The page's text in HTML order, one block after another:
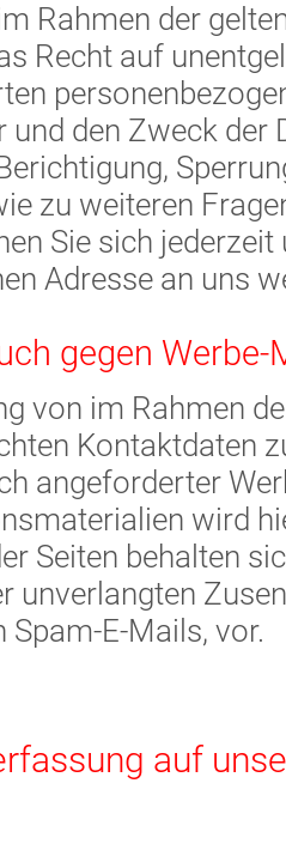
Rahmen der
Recht auf
und den Zweck der
zu weiteren
Sie sich
Adresse an uns
gegen Werbe-
von im Rahmen
Kontaktdaten
angeforderter
wird
Seiten behalten
unverlangten
Spam-E-Mails, vor.
auf